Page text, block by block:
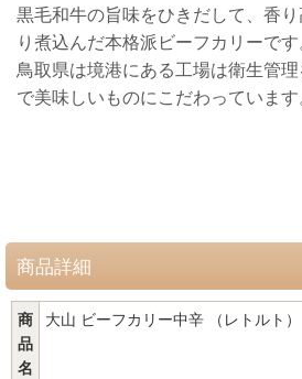
黒毛和牛の旨味をひきだして、香
り煮込んだ本格派ビーフカリーです
鳥取県は境港にある工場は衛生管
で美味しいものにこだわっています
商品詳細
商
品
名
大山 ビーフカリー中辛 （レトルト）